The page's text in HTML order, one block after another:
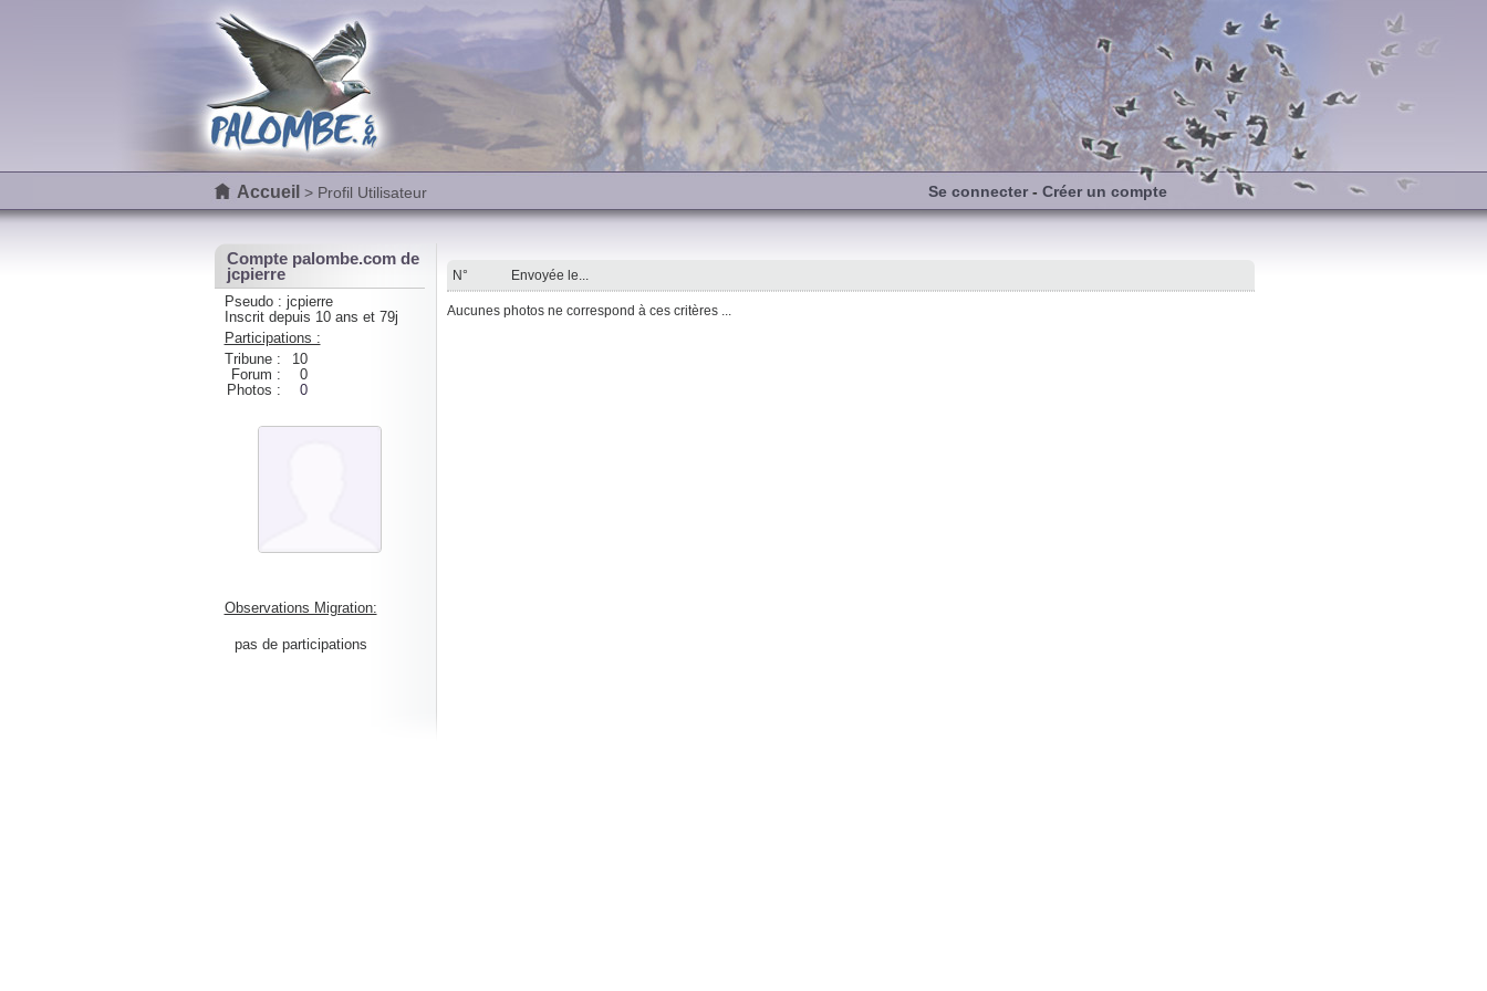
Accueil > Profil Utilisateur Se connecter- Créer un compte
Compte palombe.com de
jcpierre
Pseudo : jcpierre
Inscrit depuis 10 ans et 79j
Participations :
Tribune :
10
Forum :
0
Photos :
0
Observations Migration:
pas de participations
N° Envoyée le...
Aucunes photos ne correspond à ces critères ...